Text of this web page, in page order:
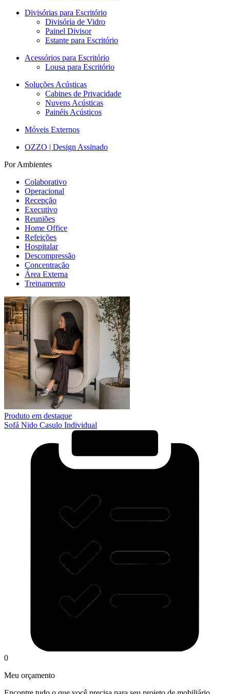
Divisórias para Escritório
Divisória de Vidro
Painel Divisor
Estante para Escritório
Acessórios para Escritório
Lousa para Escritório
Soluções Acústicas
Cabines de Privacidade
Nuvens Acústicas
Painéis Acústicos
Móveis Externos
OZZO | Design Assinado
Por Ambientes
Colaborativo
Operacional
Recepção
Executivo
Reuniões
Home Office
Refeições
Hospitalar
Descompressão
Concentração
Área Externa
Treinamento
Produto em destaque
Sofá Nido Casulo Individual
0
Meu orçamento